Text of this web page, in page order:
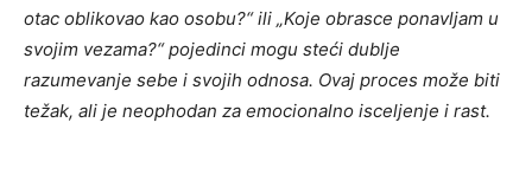
otac oblikovao kao osobu?“ ili „Koje obrasce ponavljam u
svojim vezama?“ pojedinci mogu steći dublje
razumevanje sebe i svojih odnosa. Ovaj proces može biti
težak, ali je neophodan za emocionalno isceljenje i rast.